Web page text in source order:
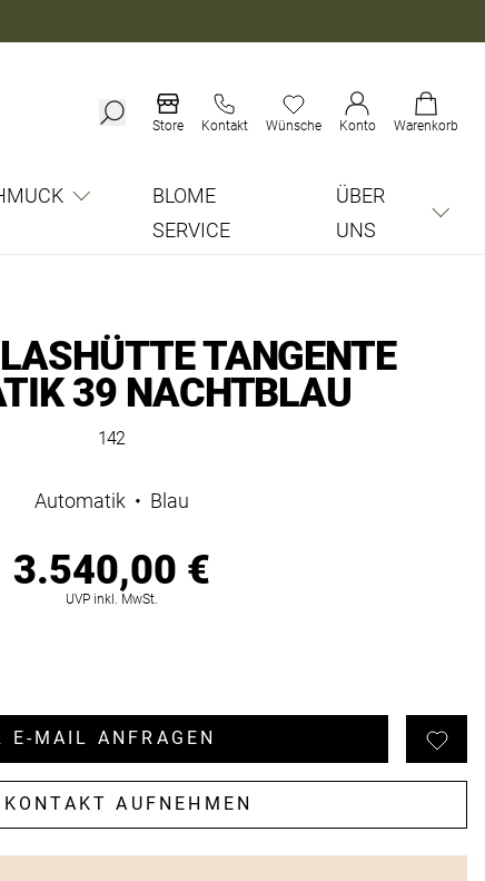
Store Kontakt Wünsche Konto Warenkorb
BLOME
SERVICE
ÜBER
UNS
TANGENTE
39 NACHTBLAU
142
Automatik • Blau
3.540,00 €
UVP inkl. MwSt.
E-MAIL ANFRAGEN
KONTAKT AUFNEHMEN